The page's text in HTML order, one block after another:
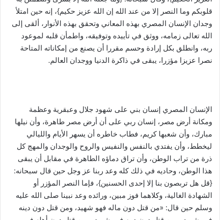
قلوبكم وما النصر إلا من عند الله إن الله عزيز حكيم}، إنه حين امتلأ
وجدان الإنسان المصري بهذه المعاني وتحقق بهذه الأنوار، ألقى إلى
الله تعالى زمامه، ووثق في تأييده وتوفيقه، واطمأن قلبه لموعود
ربه، وانطلق بكل إرادة وحسم مقررا أن يصنع من إمكاناته المتاحة
نصرا عزيزا مؤزرا، يبقى في ذاكرة الدنيا ووجدان العالم.
الإنسان المصري إنسان بني على شهود جلال وعبقرية وعظمة
ومكانة أرض مصر، إنسان ربي على أن أرض مصر طاهرة، وأن نيلها
مبارك، وأن شعبها كريم، فطاب خاطره أن يسهر الأيام والليالي
ليخطط، وأن يفتدي بالنفس والنفيس والروح والوجدان والمهج كل
ذرة من تراب الوطن، وأن تراق دماؤه الطاهرة في مقابل أن يبقى
هذا الوطن، وحاديه في ذلك كله وعد ربنا عز وجل حين قال سبحانه:
{قل هل تربصون بنا إلا إحدى الحسنين}، فإما النصر المؤزر أو
الشهادة الغالية، وكلاهما فوز مبين، ورائده وعد نبينا صلى الله عليه
وسلم حين قال: «من قتل دون ماله فهو شهيد، ومن قتل دون دينه